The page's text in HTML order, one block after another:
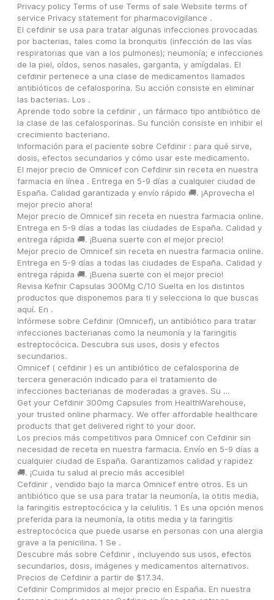
Privacy policy Terms of use Terms of sale Website terms of
service Privacy statement for pharmacovigilance .
El cefdinir se usa para tratar algunas infecciones provocadas
por bacterias, tales como la bronquitis (infección de las vías
respiratorias que van a los pulmones); neumonía; e infecciones
de la piel, oídos, senos nasales, garganta, y amígdalas. El
cefdinir pertenece a una clase de medicamentos llamados
antibióticos de cefalosporina. Su acción consiste en eliminar
las bacterias. Los .
Aprende todo sobre la cefdinir , un fármaco tipo antibiótico de
la clase de las cefalosporinas. Su función consiste en inhibir el
crecimiento bacteriano.
Información para el paciente sobre Cefdinir : para qué sirve,
dosis, efectos secundarios y cómo usar este medicamento.
El mejor precio de Omnicef con Cefdinir sin receta en nuestra
farmacia en línea . Entrega en 5-9 días a cualquier ciudad de
España. Calidad garantizada y envío rápido 🚚. ¡Aprovecha el
mejor precio ahora!
Mejor precio de Omnicef sin receta en nuestra farmacia online.
Entrega en 5-9 días a todas las ciudades de España. Calidad y
entrega rápida 🚚. ¡Buena suerte con el mejor precio!
Mejor precio de Omnicef sin receta en nuestra farmacia online.
Entrega en 5-9 días a todas las ciudades de España. Calidad y
entrega rápida 🚚. ¡Buena suerte con el mejor precio!
Revisa Kefnir Capsulas 300Mg C/10 Suelta en los distintos
productos que disponemos para ti y selecciona lo que buscas
aquí. En .
Infórmese sobre Cefdinir (Omnicef), un antibiótico para tratar
infecciones bacterianas como la neumonía y la faringitis
estreptocócica. Descubra sus usos, dosis y efectos
secundarios.
Omnicef ( cefdinir ) es un antibiótico de cefalosporina de
tercera generación indicado para el tratamiento de
infecciones bacterianas de moderadas a graves. Su …
Get your Cefdinir 300mg Capsules from HealthWarehouse,
your trusted online pharmacy. We offer affordable healthcare
products that get delivered right to your door.
Los precios más competitivos para Omnicef con Cefdinir sin
necesidad de receta en nuestra farmacia. Envío en 5-9 días a
cualquier ciudad de España. Garantizamos calidad y rapidez
🚚. ¡Cuida tu salud al precio más accesible!
Cefdinir , vendido bajo la marca Omnicef entre otros. Es un
antibiótico que se usa para tratar la neumonía, la otitis media,
la faringitis estreptocócica y la celulitis. 1 Es una opción menos
preferida para la neumonía, la otitis media y la faringitis
estreptocócica que puede usarse en personas con una alergia
grave a la penicilina. 1 Se .
Descubre más sobre Cefdinir , incluyendo sus usos, efectos
secundarios, dosis, imágenes y medicamentos alternativos.
Precios de Cefdinir a partir de $17.34.
Cefdinir Comprimidos al mejor precio en España. En nuestra